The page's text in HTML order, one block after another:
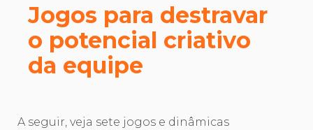
Jogos para destravar
o potencial criativo
da equipe
A seguir, veja sete jogos e dinâmicas